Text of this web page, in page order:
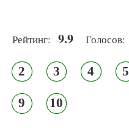
Рейтинг: 9.9 Голосов:
2 3 4 5
9 10